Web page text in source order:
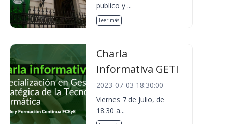
publico y ...
Leer más
Charla
Informativa GETI
2023-07-03 18:30:00
Viernes 7 de Julio, de
18.30 a...